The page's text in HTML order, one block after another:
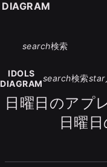
search検索
IDOLS
DIAGRAM
search検索star
日曜日のアプ
日曜